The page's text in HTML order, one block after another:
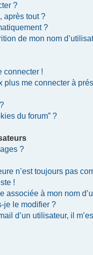
?
après tout ?
?
de mon nom
connecter !
plus me connecter à
du forum” ?
?
n’est toujours pas
!
associée à mon nom
je le modifier ?
d’un utilisateur, il